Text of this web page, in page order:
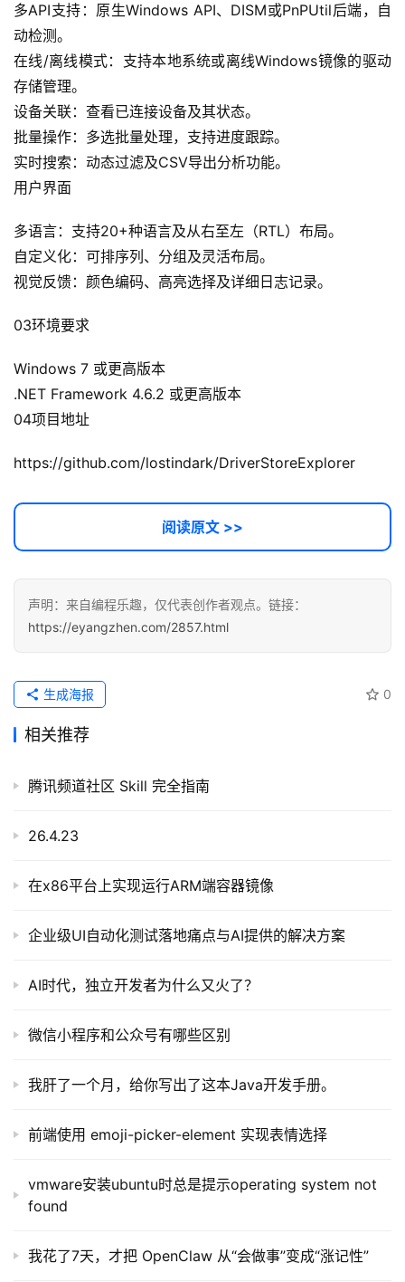
运
营
记
录
经
验
教
软
件
用
服
务
项
I
示
开
码
常
链
接
登录
多API支持：原生Windows API、DISM或PnPUtil后端，自
动检测。
在线/离线模式：支持本地系统或离线Windows镜像的驱动
存储管理。
设备关联：查看已连接设备及其状态。
批量操作：多选批量处理，支持进度跟踪。
实时搜索：动态过滤及CSV导出分析功能。
用户界面
多语言：支持20+种语言及从右至左（RTL）布局。
自定义化：可排序列、分组及灵活布局。
视觉反馈：颜色编码、高亮选择及详细日志记录。
03环境要求
‌.NET Framework 4.6.2 或更高版本
04项目地址
https://github.com/lostindark/DriverStoreExplorer
阅读原文 >>
声明：来自编程乐趣，仅代表创作者观点。链接：
https://eyangzhen.com/2857.html
0
生成海报
相关推荐
腾讯频道社区 Skill 完全指南
26.4.23
在x86平台上实现运行ARM端容器镜像
企业级UI自动化测试落地痛点与AI提供的解决方案
AI时代，独立开发者为什么又火了？
微信小程序和公众号有哪些区别
我肝了一个月，给你写出了这本Java开发手册。
前端使用 emoji-picker-element 实现表情选择
vmware安装ubuntu时总是提示operating system not
found
我花了7天，才把 OpenClaw 从“会做事”变成“涨记性”